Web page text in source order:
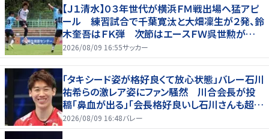
【Ｊ１清水】０３年世代が横浜ＦＭ戦出場へ猛アピ
ール 練習試合で千葉寛汰と大畑凜生が２発、鈴
木奎吾はＦＫ弾 次節はエースＦＷ呉世勲が出
場停止
2026/08/09 16:55サッカー
「タキシード姿が格好良くて放心状態」バレー石川
祐希らの激レア姿にファン騒然 川合会長が投
稿「鼻血が出る」「会長格好良いし石川さんも超格
好いい」
2026/08/09 16:48バレー